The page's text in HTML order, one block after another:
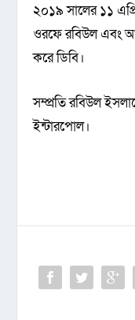
২০১৯ সালের ১১
ওরফে রবিউল এবং
করে ডিবি।
সম্প্রতি রবিউল
ইন্টারপোল।